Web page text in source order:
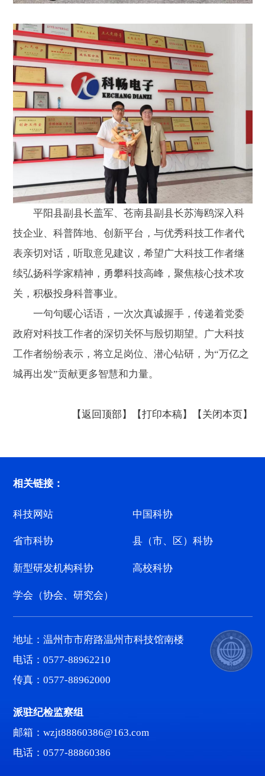
平阳县副县长盖军、苍南县副县长苏海鸥深入科
技企业、科普阵地、创新平台，与优秀科技工作者代
表亲切对话，听取意见建议，希望广大科技工作者继
续弘扬科学家精神，勇攀科技高峰，聚焦核心技术攻
关，积极投身科普事业。
一句句暖心话语，一次次真诚握手，传递着党委
政府对科技工作者的深切关怀与殷切期望。广大科技
工作者纷纷表示，将立足岗位、潜心钻研，为“万亿之
城再出发”贡献更多智慧和力量。
【返回顶部】 【打印本稿】 【关闭本页】
相关链接：
科技网站 中国科协
省市科协 县（市、区）科协
新型研发机构科协 高校科协
学会（协会、研究会）
地址：温州市市府路温州市科技馆南楼
电话：0577-88962210
传真：0577-88962000
派驻纪检监察组
邮箱：wzjt88860386@163.com
电话：0577-88860386